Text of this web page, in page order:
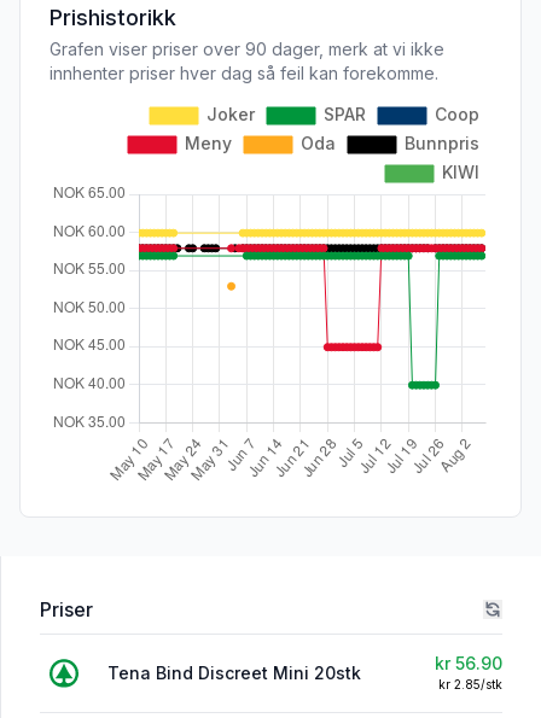
Prishistorikk
Grafen viser priser over 90 dager, merk at vi ikke
innhenter priser hver dag så feil kan forekomme.
Priser
Tena Bind Discreet Mini 20stk kr 56.90
kr 2.85/stk